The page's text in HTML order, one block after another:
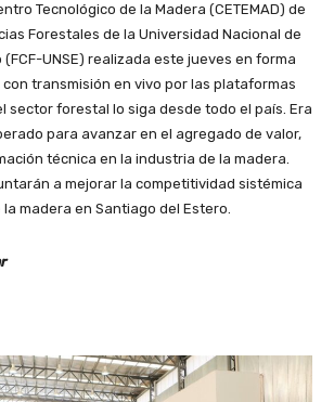
Tecnológico de la Madera (CETEMAD) de
Forestales de la Universidad Nacional de
UNSE) realizada este jueves en forma
transmisión en vivo por las plataformas
sector forestal lo siga desde todo el país. Era
para avanzar en el agregado de valor,
técnica en la industria de la madera.
a mejorar la competitividad sistémica
madera en Santiago del Estero.